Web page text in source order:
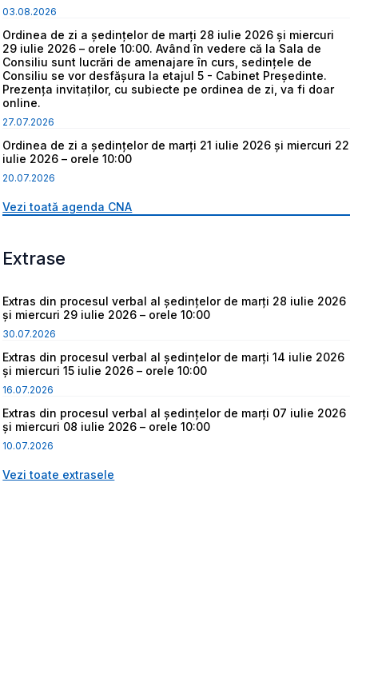
03.08.2026
Ordinea de zi a ședințelor de marți 28 iulie 2026 și miercuri
29 iulie 2026 – orele 10:00. Având în vedere că la Sala de
Consiliu sunt lucrări de amenajare în curs, sedințele de
Consiliu se vor desfășura la etajul 5 - Cabinet Președinte.
Prezența invitaților, cu subiecte pe ordinea de zi, va fi doar
online.
27.07.2026
Ordinea de zi a ședințelor de marți 21 iulie 2026 și miercuri 22
iulie 2026 – orele 10:00
20.07.2026
Vezi toată agenda CNA
Extrase
Extras din procesul verbal al ședințelor de marți 28 iulie 2026
și miercuri 29 iulie 2026 – orele 10:00
30.07.2026
Extras din procesul verbal al ședințelor de marți 14 iulie 2026
și miercuri 15 iulie 2026 – orele 10:00
16.07.2026
Extras din procesul verbal al ședințelor de marți 07 iulie 2026
și miercuri 08 iulie 2026 – orele 10:00
10.07.2026
Vezi toate extrasele